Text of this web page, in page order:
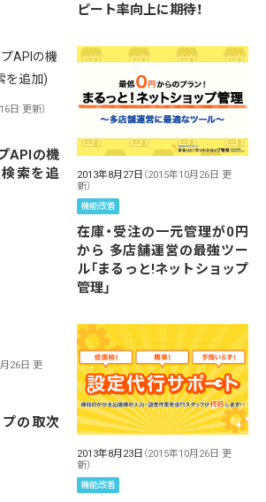
ピート率向上に期待！
日 更新）
APIの機
索を追
2013年8月27日 （2015年10月26日 更
新）
機能改善
在庫・受注の一元管理が0円
から 多店舗運営の最強ツー
ル「まるっと!ネットショップ
管理」
月26日 更
の取次
2013年8月23日 （2015年10月26日 更
新）
機能改善